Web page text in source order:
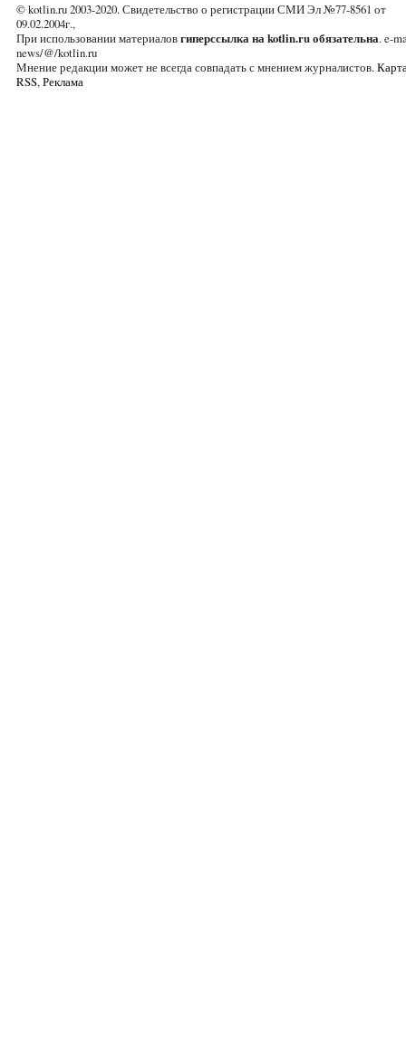
© kotlin.ru 2003-2020. Свидетельство о регистрации СМИ Эл №77-8561 от
09.02.2004г.,
При использовании материаловгиперссылка на kotlin.ru обязательна. e-
news/@/kotlin.ru
Мнение редакции может не всегда совпадать с мнением журналистов.
RSS,Реклама